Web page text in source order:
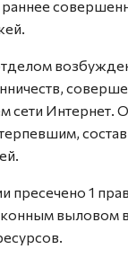
сети
пресечено 1
выловом